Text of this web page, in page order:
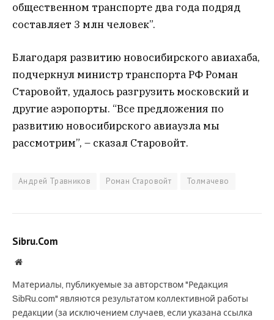
общественном транспорте два года подряд
составляет 3 млн человек”.
Благодаря развитию новосибирского авиахаба,
подчеркнул министр транспорта РФ Роман
Старовойт, удалось разгрузить московский и
другие аэропорты. “Все предложения по
развитию новосибирского авиаузла мы
рассмотрим”, – сказал Старовойт.
Андрей Травников Роман Старовойт Толмачево
Sibru.Com
Website
Материалы, публикуемые за авторством "Редакция
SibRu.com" являются результатом коллективной работы
редакции (за исключением случаев, если указана ссылка